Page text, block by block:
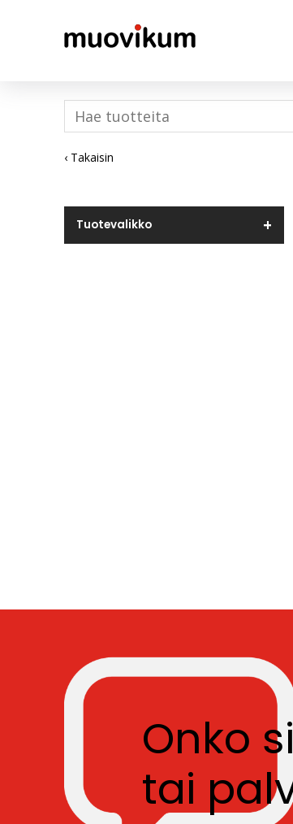
‹ Takaisin
Tuotevalikko
Onko
tai